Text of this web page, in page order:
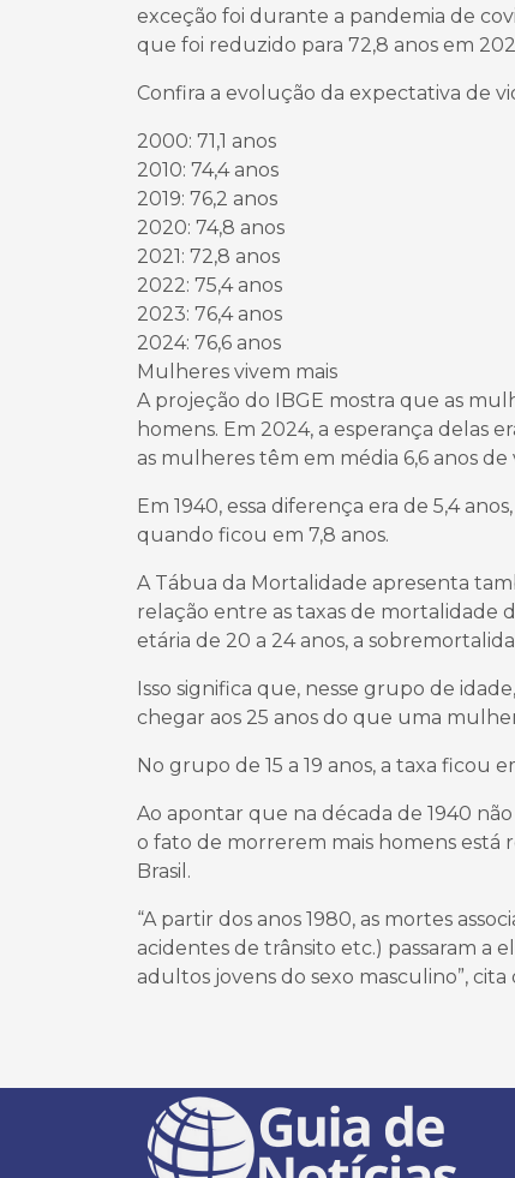
exceção foi durante a pandemia de
que foi reduzido para 72,8 anos em
Confira a evolução da expectativa de
2000: 71,1 anos
2010: 74,4 anos
2019: 76,2 anos
2020: 74,8 anos
2021: 72,8 anos
2022: 75,4 anos
2023: 76,4 anos
2024: 76,6 anos
Mulheres vivem mais
A projeção do IBGE mostra que as
homens. Em 2024, a esperança delas
as mulheres têm em média 6,6 anos de
Em 1940, essa diferença era de 5,4
quando ficou em 7,8 anos.
A Tábua da Mortalidade apresenta
relação entre as taxas de mortalidade
etária de 20 a 24 anos, a
Isso significa que, nesse grupo de
chegar aos 25 anos do que uma
No grupo de 15 a 19 anos, a taxa ficou
Ao apontar que na década de 1940
o fato de morrerem mais homens está
Brasil.
“A partir dos anos 1980, as mortes
acidentes de trânsito etc.) passaram a
adultos jovens do sexo masculino”, cita